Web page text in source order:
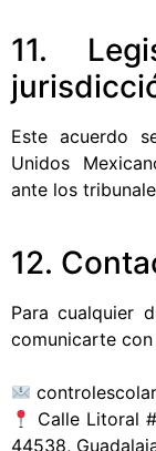
11.
Este acuerdo
Unidos
ante los
12.
Para cualquier
comunicarte
Calle Litoral
44538,